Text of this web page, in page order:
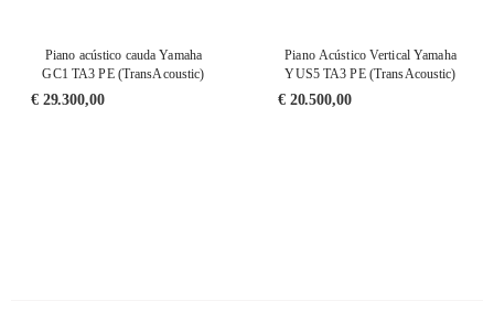
Piano acústico cauda Yamaha
GC1 TA3 PE (TransAcoustic)
€29.300,00
Piano Acústico Vertical Yamaha
YUS5 TA3 PE (TransAcoustic)
€20.500,00